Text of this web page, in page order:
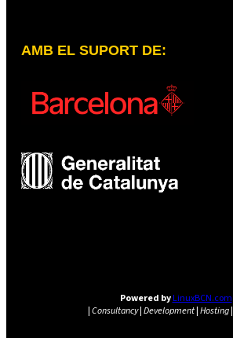
AMB EL SUPORT DE:
Powered by LinuxBCN.com
|Consultancy|Development|Hosting|